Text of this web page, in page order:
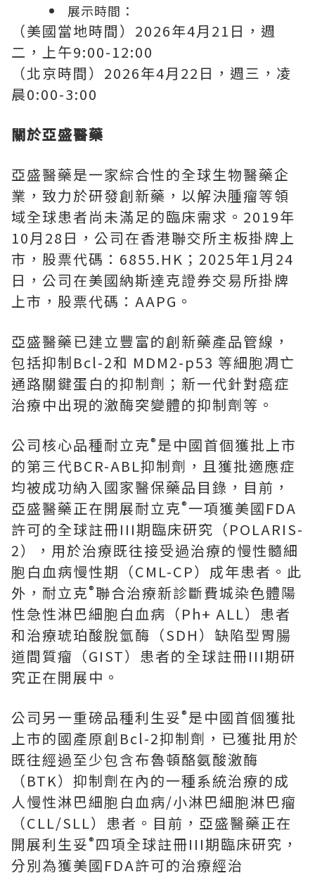
展示時間：
（美國當地時間） 2026年4月 21 日，週
二，上午9:00-12:00
（北京時間） 2026年4月 22 日，週三，凌
晨0:00-3:00
關於亞盛醫藥
亞盛醫藥是一家綜合性的全球生物醫藥企
業，致力於研發創新藥，以解決腫瘤等領
域全球患者尚未滿足的臨床需求。 2019年
10月 28 日，公司在香港聯交所主板掛牌上
市，股票代碼： 6855.HK ； 2025年1月 24
日，公司在美國納斯達克證券交易所掛牌
上市，股票代碼： AAPG 。
亞盛醫藥已建立豐富的創新藥產品管線，
包括抑制Bcl-2和 MDM2-p53 等細胞凋亡
通路關鍵蛋白的抑制劑；新一代針對癌症
治療中出現的激酶突變體的抑制劑等。
公司核心品種耐立克®是中國首個獲批上市
的第三代BCR-ABL抑制劑，且獲批適應症
均被成功納入國家醫保藥品目錄，目前，
亞盛醫藥正在開展耐立克®一項獲美國FDA
許可的全球註冊III期臨床研究（POLARIS-
2），用於治療既往接受過治療的慢性髓細
胞白血病慢性期（CML-CP）成年患者。此
外，耐立克®聯合治療新診斷費城染色體陽
性急性淋巴細胞白血病（Ph+ ALL）患者
和治療琥珀酸脫氫酶（SDH）缺陷型胃腸
道間質瘤（GIST）患者的全球註冊III期研
究正在開展中。
公司另一重磅品種利生妥®是中國首個獲批
上市的國產原創Bcl-2抑制劑，已獲批用於
既往經過至少包含布魯頓酪氨酸激酶
（BTK）抑制劑在內的一種系統治療的成
人慢性淋巴細胞白血病/小淋巴細胞淋巴瘤
（CLL/SLL）患者。目前，亞盛醫藥正在
開展利生妥®四項全球註冊III期臨床研究，
分別為獲美國FDA許可的治療經治